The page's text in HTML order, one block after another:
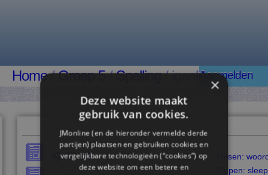
Home/Groep 5/Spelling/ igenlijkAanmelden
ig en lijk
Flitsen:
Slepen:
×
Deze website maakt
gebruik van cookies.
JMonline (en de hieronder vermelde derde
partijen) plaatsen en gebruiken cookies en
vergelijkbare technologieën (“cookies”) op
deze website om een ​​betere en